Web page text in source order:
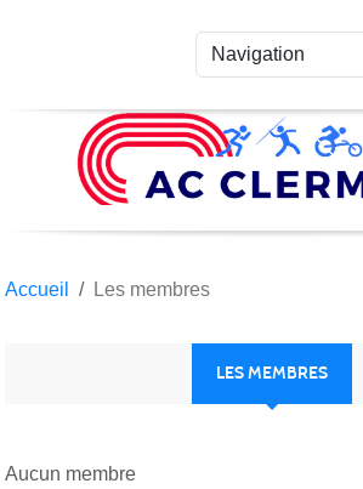
Accueil Les membres
LES MEMBRES
Aucun membre